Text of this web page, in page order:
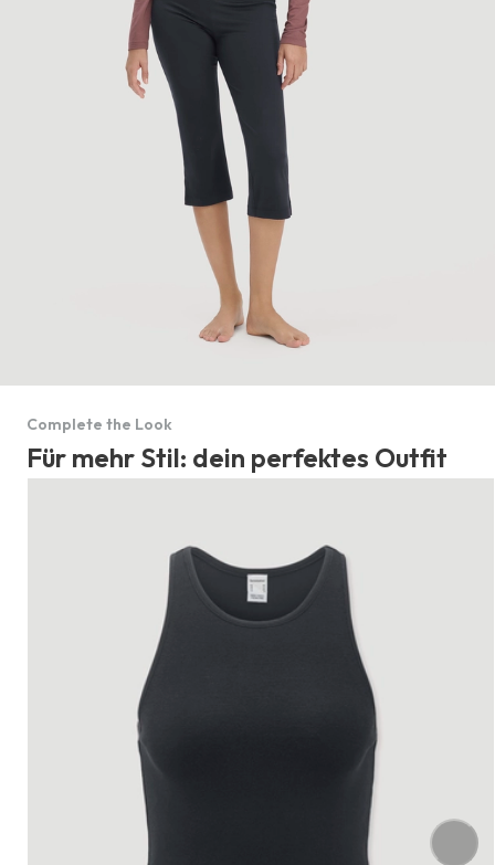
Complete the Look
Für mehr Stil: dein perfektes Outfit